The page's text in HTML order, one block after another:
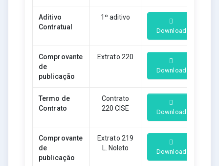
Aditivo
Contratual
1º aditivo
Download
Comprovante
de
publicação
Extrato 220
Download
Termo de
Contrato
Contrato
220 CISE
Download
Comprovante
de
publicação
Extrato 219
L. Noleto
Download